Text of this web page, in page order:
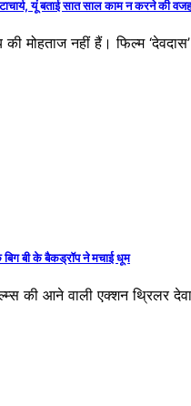
यूं बताई सात साल काम न करने की वजह
मोहताज नहीं हैं। फिल्म
बी के बैकड्रॉप ने मचाई धूम
की आने वाली एक्शन थ्रिलर